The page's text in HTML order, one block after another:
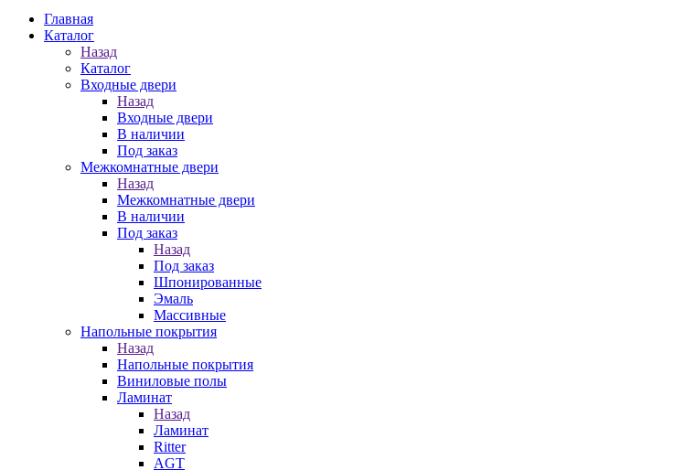
Главная
Каталог
Назад
Каталог
Входные двери
Назад
Входные двери
В наличии
Под заказ
Межкомнатные двери
Назад
Межкомнатные двери
В наличии
Под заказ
Назад
Под заказ
Шпонированные
Эмаль
Массивные
Напольные покрытия
Назад
Напольные покрытия
Виниловые полы
Ламинат
Назад
Ламинат
Ritter
AGT